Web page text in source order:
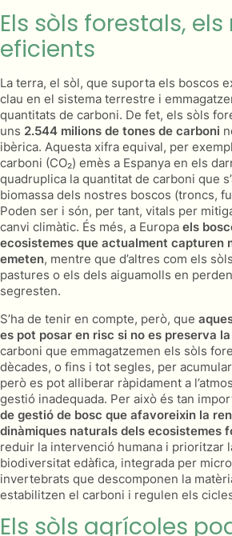
Els sòls forestals, els
eficients
La terra, el sòl, que suporta els boscos
clau en el sistema terrestre i
quantitats de carboni. De fet, els sòls
uns 2.544 milions de tones de carboni
ibèrica. Aquesta xifra equival, per
carboni (CO₂) emès a Espanya en els
quadruplica la quantitat de carboni que
biomassa dels nostres boscos (troncs,
Poden ser i són, per tant, vitals per
canvi climàtic. És més, a Europa els
ecosistemes que actualment capturen
emeten, mentre que d’altres com els
pastures o els dels aiguamolls en
segresten.
S’ha de tenir en compte, però, que
es pot posar en risc si no es preserva
carboni que emmagatzemen els sòls
dècades, o fins i tot segles, per
però es pot alliberar ràpidament a
gestió inadequada. Per això és tan
de gestió de bosc que afavoreixin la
dinàmiques naturals dels ecosistemes
reduir la intervenció humana i prioritzar
biodiversitat edàfica, integrada per
invertebrats que descomponen la
estabilitzen el carboni i regulen els
Els sòls agrícoles